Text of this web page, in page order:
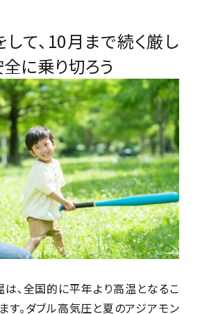
て、10月まで続く厳し
に乗り切ろう
、全国的に平年より高温となるこ
す。ダブル高気圧と夏のアジアモン